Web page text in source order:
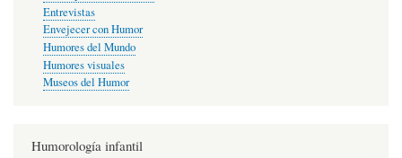
Entrevistas
Envejecer con Humor
Humores del Mundo
Humores visuales
Museos del Humor
Humorología infantil